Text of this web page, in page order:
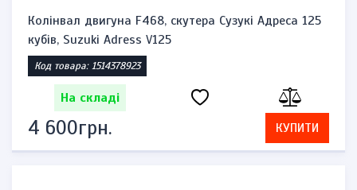
Колінвал двигуна F468, скутера Сузукі Адреса 125
кубів, Suzuki Adress V125
Код товара: 1514378923
На складі
4 600грн. КУПИТИ